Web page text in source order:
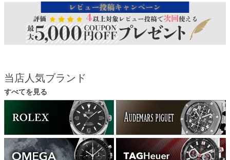
当店人気ブランド
すべてを見る